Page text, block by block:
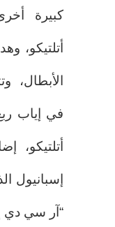
كبيرة
أتلتيكو،
الأبطال،
في إياب
أتلتيكو،
إسبانيول
“آر سي دي